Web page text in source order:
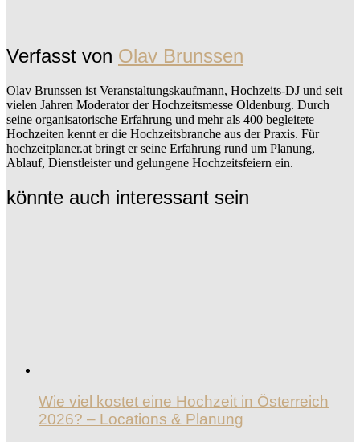
Verfasst von Olav Brunssen
Olav Brunssen ist Veranstaltungskaufmann, Hochzeits-DJ und seit
vielen Jahren Moderator der Hochzeitsmesse Oldenburg. Durch
seine organisatorische Erfahrung und mehr als 400 begleitete
Hochzeiten kennt er die Hochzeitsbranche aus der Praxis. Für
hochzeitplaner.at bringt er seine Erfahrung rund um Planung,
Ablauf, Dienstleister und gelungene Hochzeitsfeiern ein.
könnte auch interessant sein
Wie viel kostet eine Hochzeit in Österreich
2026? – Locations & Planung